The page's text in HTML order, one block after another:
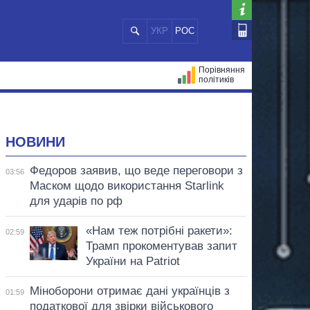
УКР РОС
Порівняння
політиків
НОВИНИ
03:56
Федоров заявив, що веде переговори з
Маском щодо використання Starlink
для ударів по рф
02:59
«Нам теж потрібні ракети»:
Трамп прокоментував запит
України на Patriot
01:59
Міноборони отримає дані українців з
податкової для звірки військового